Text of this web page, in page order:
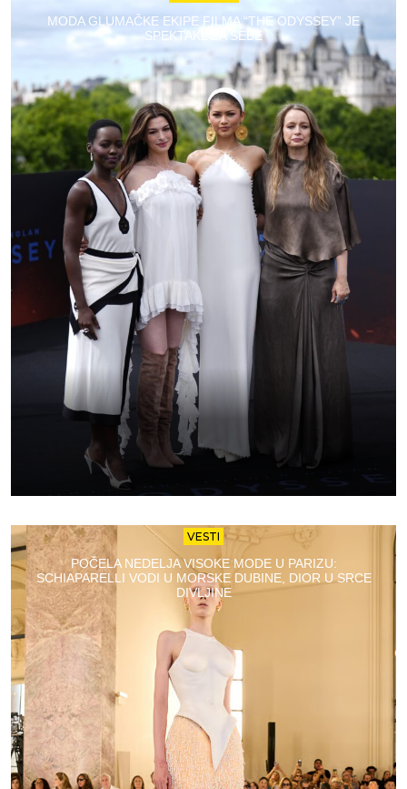
MODA GLUMAČKE EKIPE FILMA “THE ODYSSEY” JE
SPEKTAKL ZA SEBE
VESTI
POČELA NEDELJA VISOKE MODE U PARIZU:
SCHIAPARELLI VODI U MORSKE DUBINE, DIOR U SRCE
DIVLJINE